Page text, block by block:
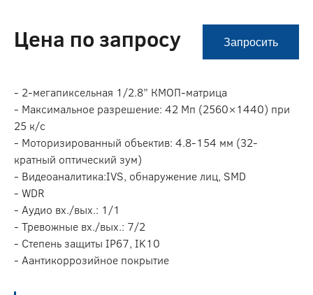
Цена по запросу Запросить
- 2-мегапиксельная 1/2.8” КМОП-матрица
- Максимальное разрешение: 42 Мп (2560×1440) при
25 к/с
- Моторизированный объектив: 4.8-154 мм (32-
кратный оптический зум)
- Видеоаналитика:IVS, обнаружение лиц, SMD
- WDR
- Аудио вх./вых.: 1/1
- Тревожные вх./вых.: 7/2
- Степень защиты IP67, IK10
- Аантикоррозийное покрытие